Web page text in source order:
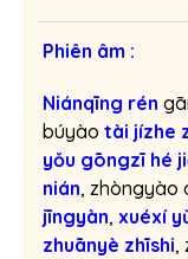
Phiên âm :
Niánqīng rén
búyào tài jízhe
yǒu gōngzī hé
nián, zhòngyào
jīngyàn, xuéxí
zhuānyè zhīshi,